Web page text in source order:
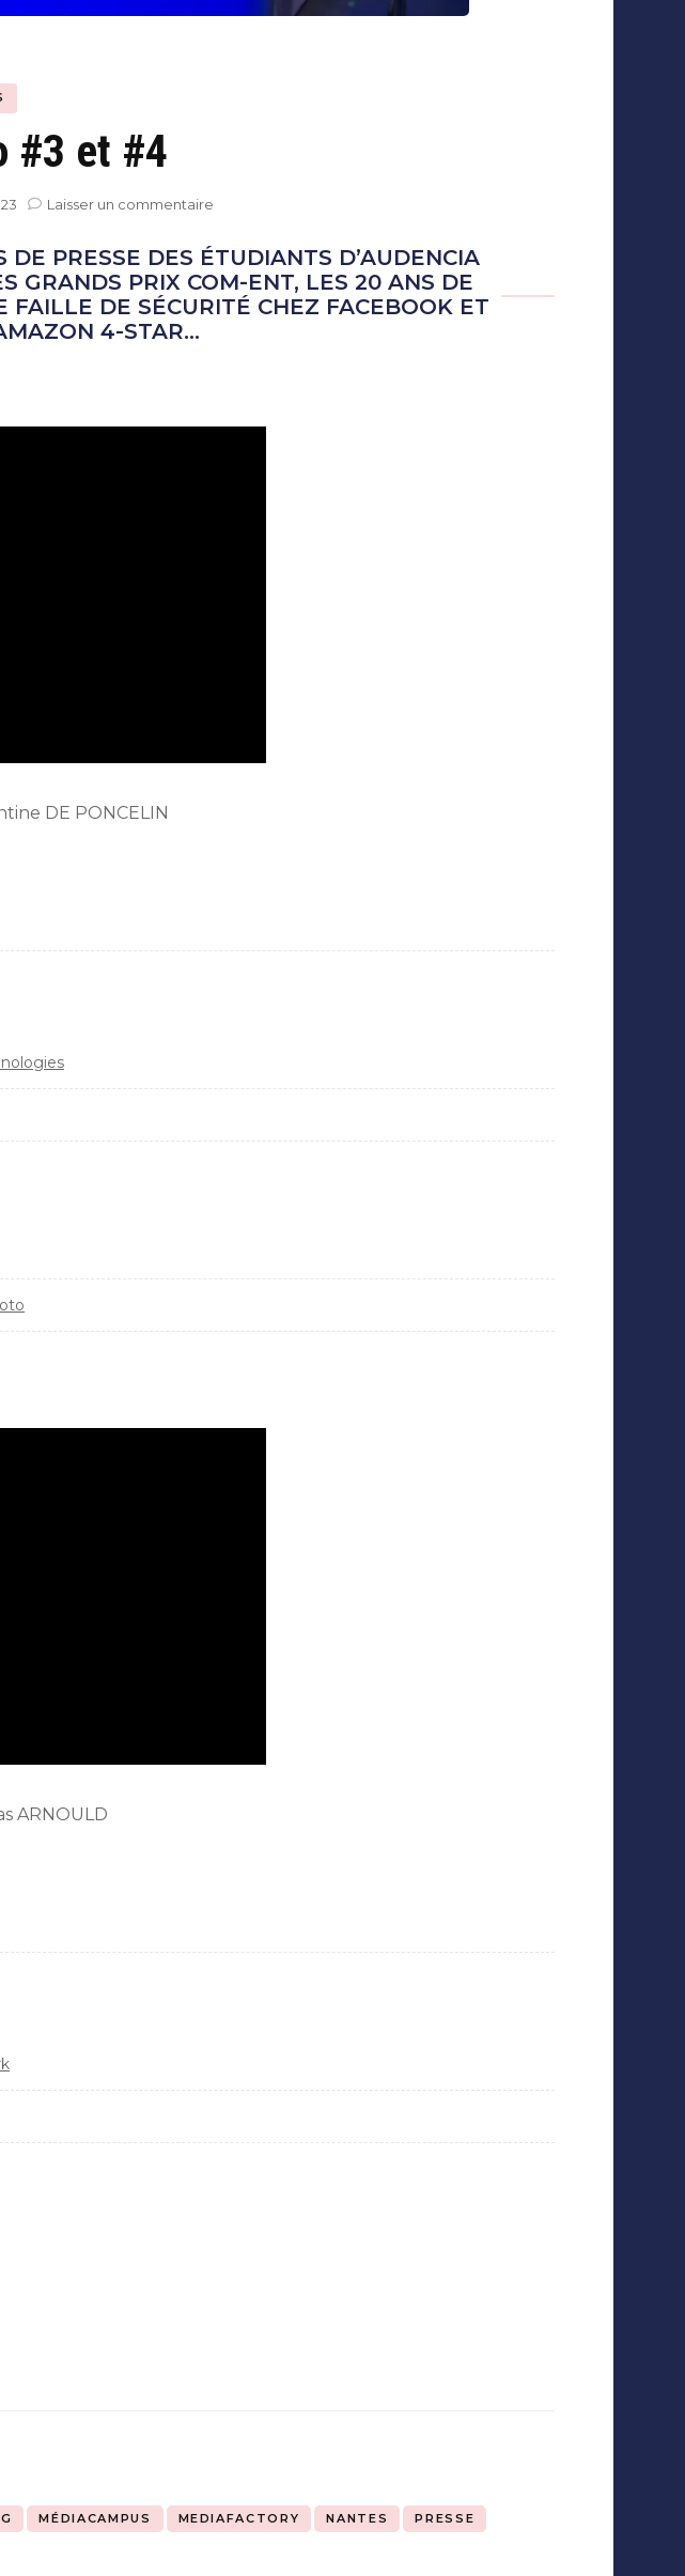
#3 et #4
Laisser un commentairesur
#3
et
#4
PRESSE DES ÉTUDIANTS D’AUDENCIA
GRANDS PRIX COM-ENT, LES 20 ANS DE
DE SÉCURITÉ CHEZ FACEBOOK ET
4-STAR…
DE PONCELIN
ARNOULD
MÉDIACAMPUS MEDIAFACTORY NANTES PRESSE